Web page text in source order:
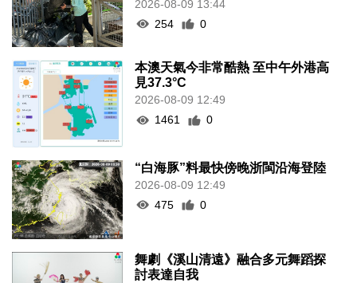
2026-08-09 13:44
254
0
本澳天氣今非常酷熱 至中午外港高
見37.3°C
2026-08-09 12:49
1461
0
“白海豚”料最快傍晚浙閩沿海登陸
2026-08-09 12:49
475
0
舞劇《溪山清遠》融合多元舞蹈探
討表達自我